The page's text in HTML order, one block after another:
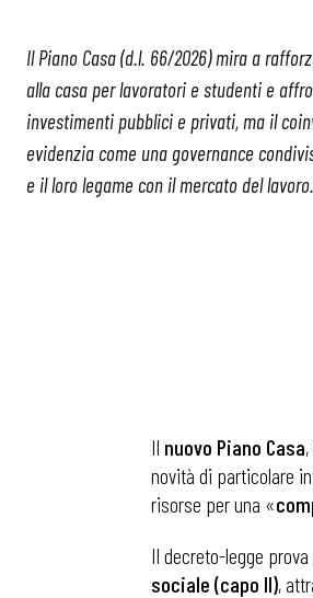
Il Piano Casa (d.l. 66/2026) mira a
alla casa per lavoratori e studenti e
investimenti pubblici e privati, ma il
evidenzia come una governance
e il loro legame con il mercato del lavoro.
Il nuovo Piano Casa
novità di particolare
risorse per una «
Il decreto-legge
sociale (capo II),